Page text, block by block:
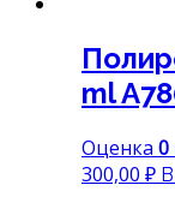
ml
Оценка 0
300,00 ₽